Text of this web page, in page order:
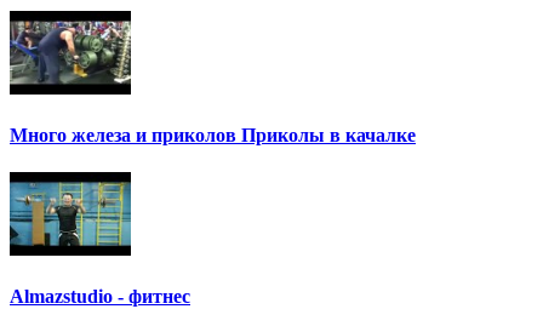
Много железа и приколов Приколы в качалке
Аlmazstudio - фитнес